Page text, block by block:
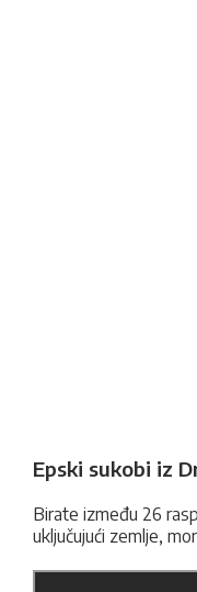
Epski sukobi iz
Birate između 26
uključujući zemlje,